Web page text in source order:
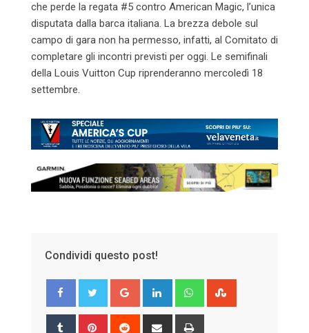
che perde la regata #5 contro American Magic, l’unica
disputata dalla barca italiana. La brezza debole sul
campo di gara non ha permesso, infatti, al Comitato di
completare gli incontri previsti per oggi. Le semifinali
della Louis Vuitton Cup riprenderanno mercoledì 18
settembre.
Condividi questo post!
Google+ LinkedIn Whatsapp
Tumblr Pinterest Reddit
Share